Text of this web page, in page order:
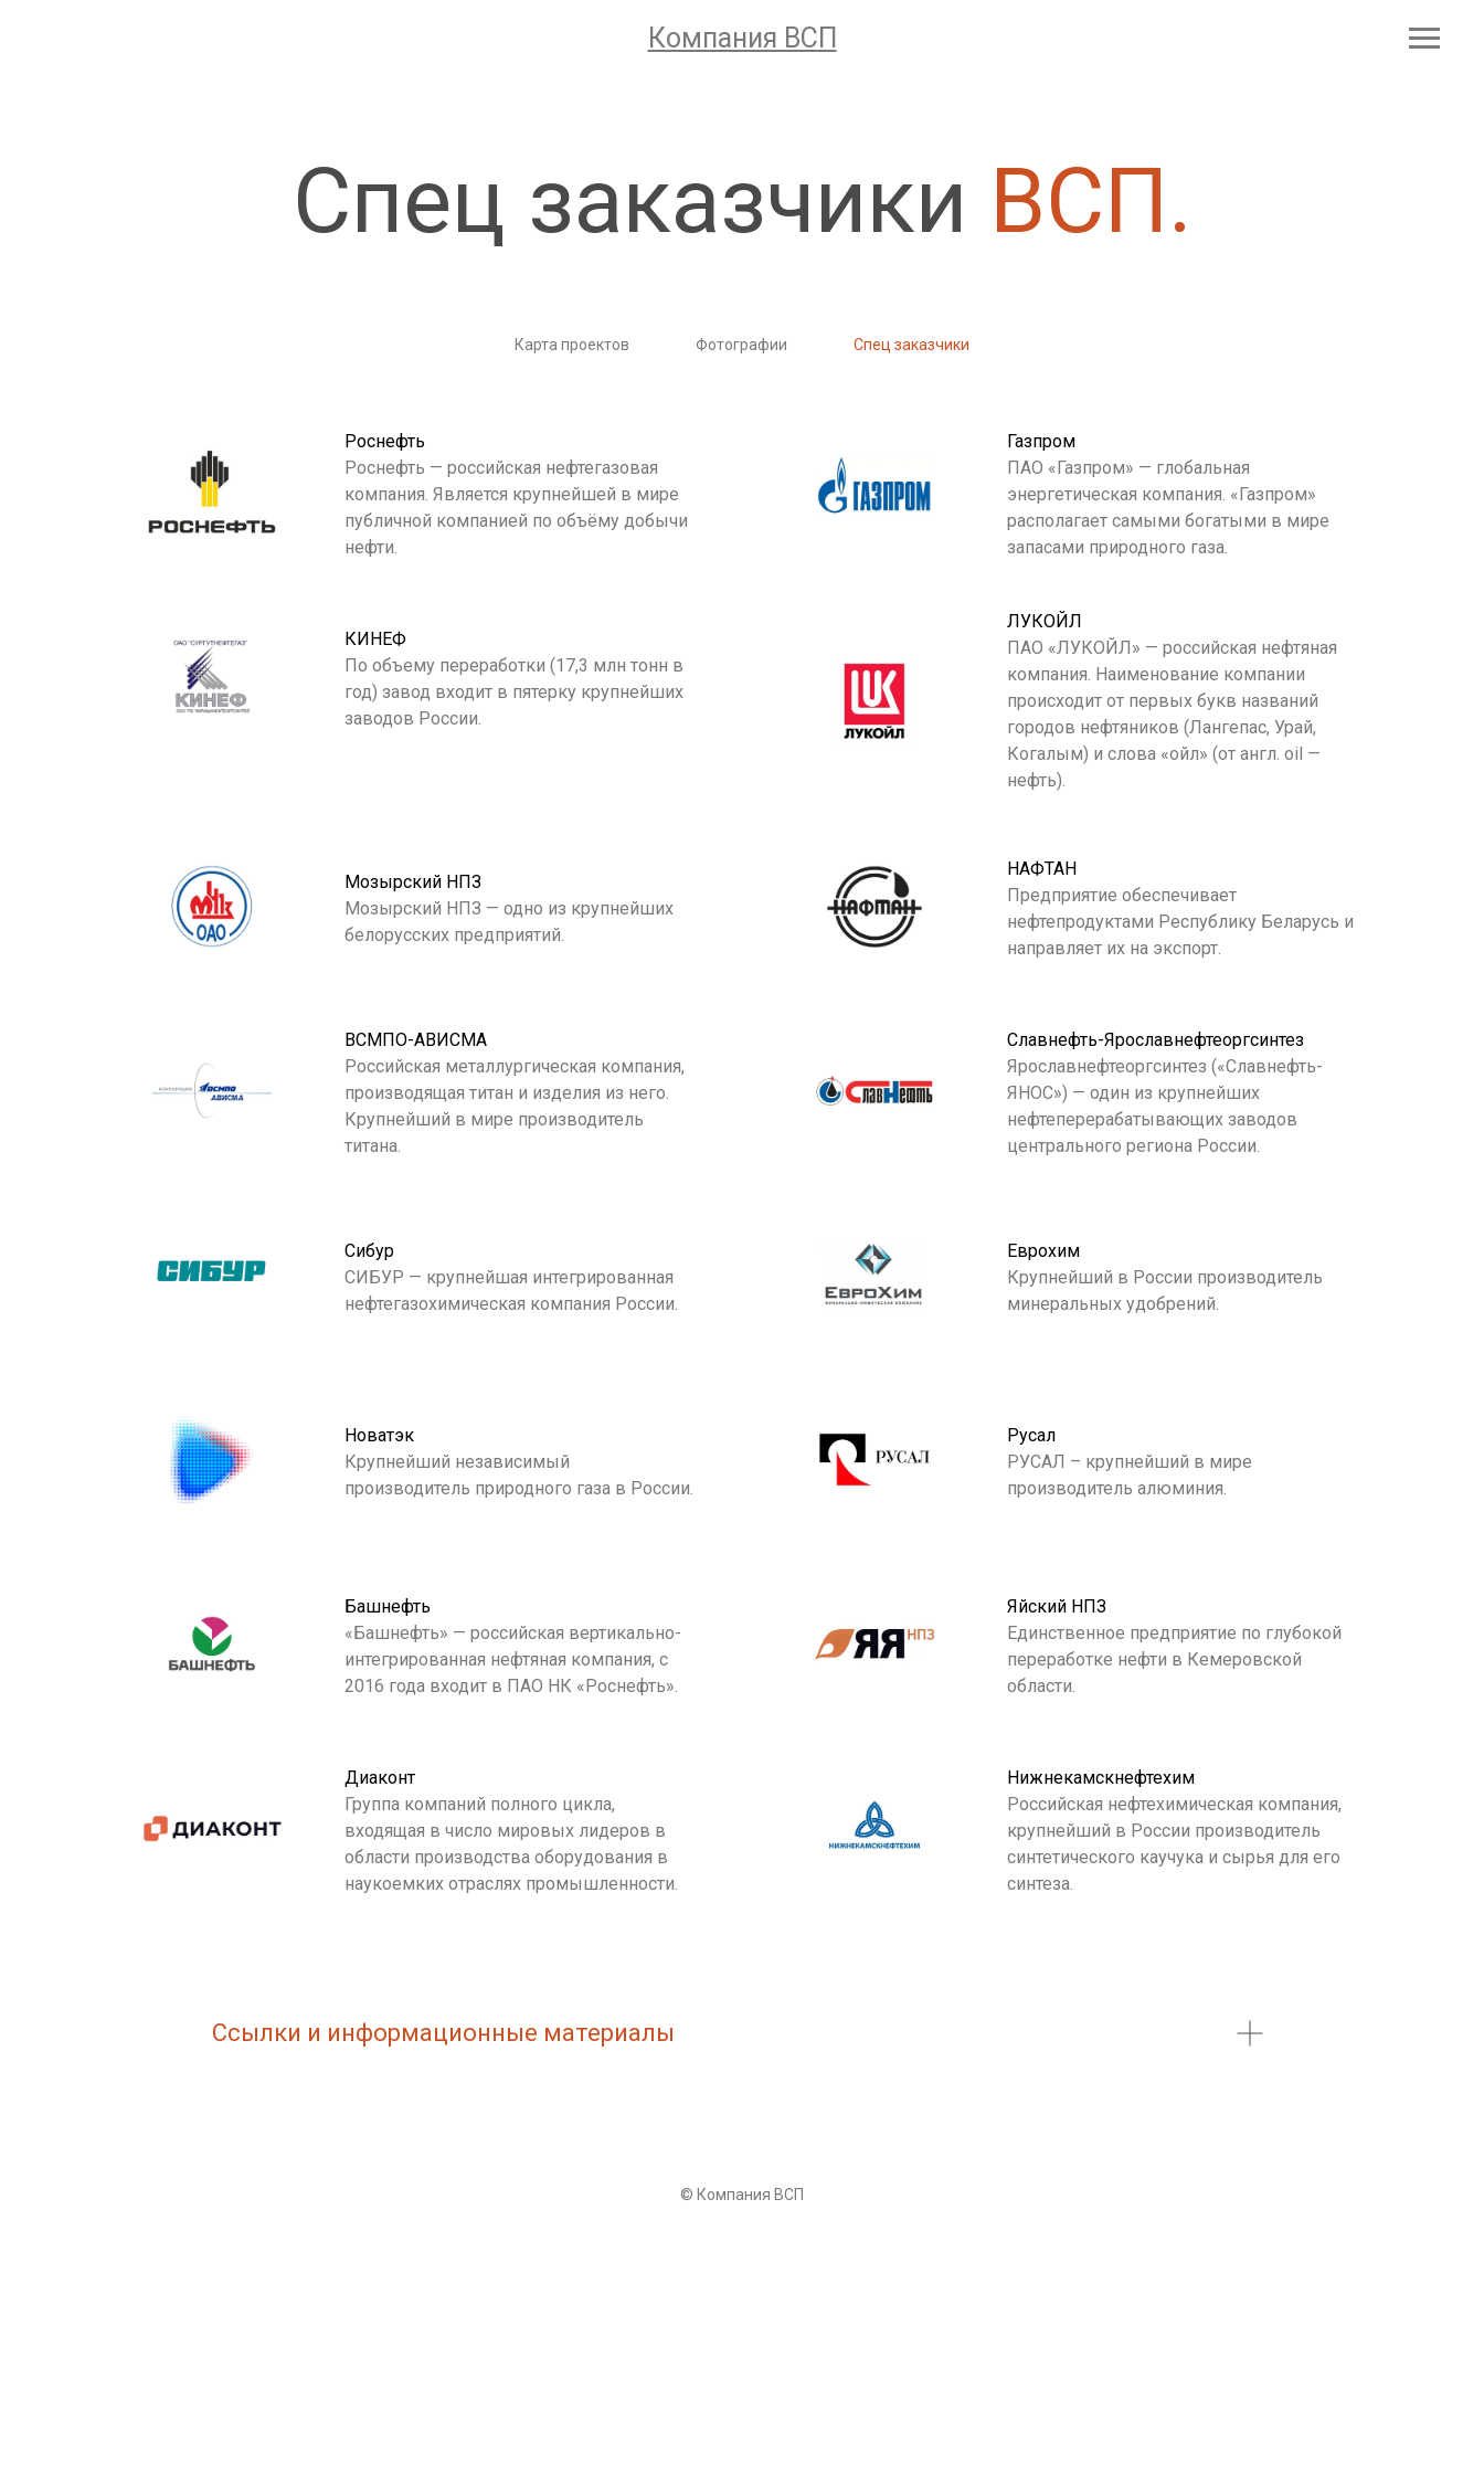
Компания ВСП
Спец заказчики ВСП.
Карта проектов Фотографии Спец заказчики
Роснефть
Роснефть — российская нефтегазовая
компания. Является крупнейшей в мире
публичной компанией по объёму добычи
нефти.
Газпром
ПАО «Газпром» — глобальная
энергетическая компания. «Газпром»
располагает самыми богатыми в мире
запасами природного газа.
КИНЕФ
По объему переработки (17,3 млн тонн в
год) завод входит в пятерку крупнейших
заводов России.
ЛУКОЙЛ
ПАО «ЛУКОЙЛ» — российская нефтяная
компания. Наименование компании
происходит от первых букв названий
городов нефтяников (Лангепас, Урай,
Когалым) и слова «ойл» (от англ. oil —
нефть).
Мозырский НПЗ
Мозырский НПЗ — одно из крупнейших
белорусских предприятий.
НАФТАН
Предприятие обеспечивает
нефтепродуктами Республику Беларусь и
направляет их на экспорт.
ВСМПО-АВИСМА
Российская металлургическая компания,
производящая титан и изделия из него.
Крупнейший в мире производитель
титана.
Славнефть-Ярославнефтеоргсинтез
Ярославнефтеоргсинтез («Славнефть-
ЯНОС») — один из крупнейших
нефтеперерабатывающих заводов
центрального региона России.
Сибур
СИБУР — крупнейшая интегрированная
нефтегазохимическая компания России.
Еврохим
Крупнейший в России производитель
минеральных удобрений.
Новатэк
Крупнейший независимый
производитель природного газа в России.
Русал
РУСАЛ – крупнейший в мире
производитель алюминия.
Башнефть
«Башнефть» — российская вертикально-
интегрированная нефтяная компания, с
2016 года входит в ПАО НК «Роснефть».
Яйский НПЗ
Единственное предприятие по глубокой
переработке нефти в Кемеровской
области.
Диаконт
Группа компаний полного цикла,
входящая в число мировых лидеров в
области производства оборудования в
наукоемких отраслях промышленности.
Нижнекамскнефтехим
Российская нефтехимическая компания,
крупнейший в России производитель
синтетического каучука и сырья для его
синтеза.
Ссылки и информационные материалы
© Компания ВСП